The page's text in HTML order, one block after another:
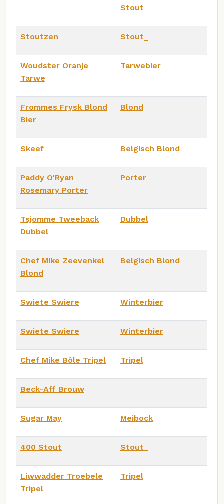
Stout
Stoutzen Stout_
Woudster Oranje
Tarwe
Tarwebier
Frommes Frysk Blond
Bier
Blond
Skeef Belgisch Blond
Paddy O'Ryan
Rosemary Porter
Porter
Tsjomme Tweeback
Dubbel
Dubbel
Chef Mike Zeevenkel
Blond
Belgisch Blond
Swiete Swiere Winterbier
Swiete Swiere Winterbier
Chef Mike Bôle Tripel Tripel
Beck-Aff Brouw
Sugar May Meibock
400 Stout Stout_
Liwwadder Troebele
Tripel
Tripel